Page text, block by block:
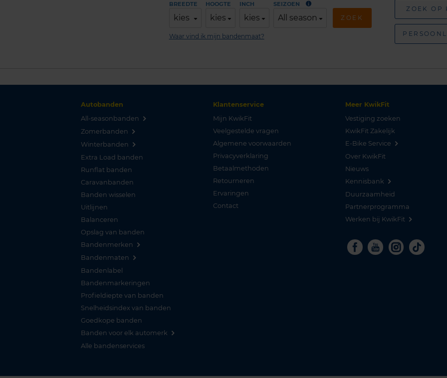
BREEDTE
kies
HOOGTE
kies
INCH
kies
SEIZOEN
All season ZOEK
Waar vind ik mijn bandenmaat?
ZOEK OP
Autobanden
All-seasonbanden
Zomerbanden
Winterbanden
Extra Load banden
Runflat banden
Caravanbanden
Banden wisselen
Uitlijnen
Balanceren
Opslag van banden
Bandenmerken
Bandenmaten
Bandenlabel
Bandenmarkeringen
Profieldiepte van banden
Snelheidsindex van banden
Goedkope banden
Banden voor elk automerk
Alle bandenservices
Klantenservice
Mijn KwikFit
Veelgestelde vragen
Algemene voorwaarden
Privacyverklaring
Betaalmethoden
Retourneren
Ervaringen
Contact
Meer KwikFit
Vestiging zoeken
KwikFit Zakelijk
E-Bike Service
Over KwikFit
Nieuws
Kennisbank
Duurzaamheid
Partnerprogramma
Werken bij KwikFit
Facebook
Youtube